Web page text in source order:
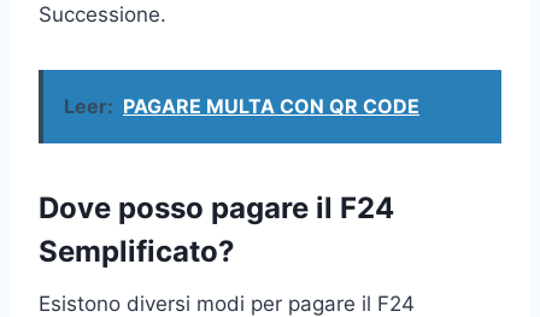
Successione.
Leer: PAGARE MULTA CON QR CODE
Dove posso pagare il F24
Semplificato?
Esistono diversi modi per pagare il F24